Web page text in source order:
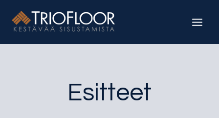
sisältöön
Esitteet